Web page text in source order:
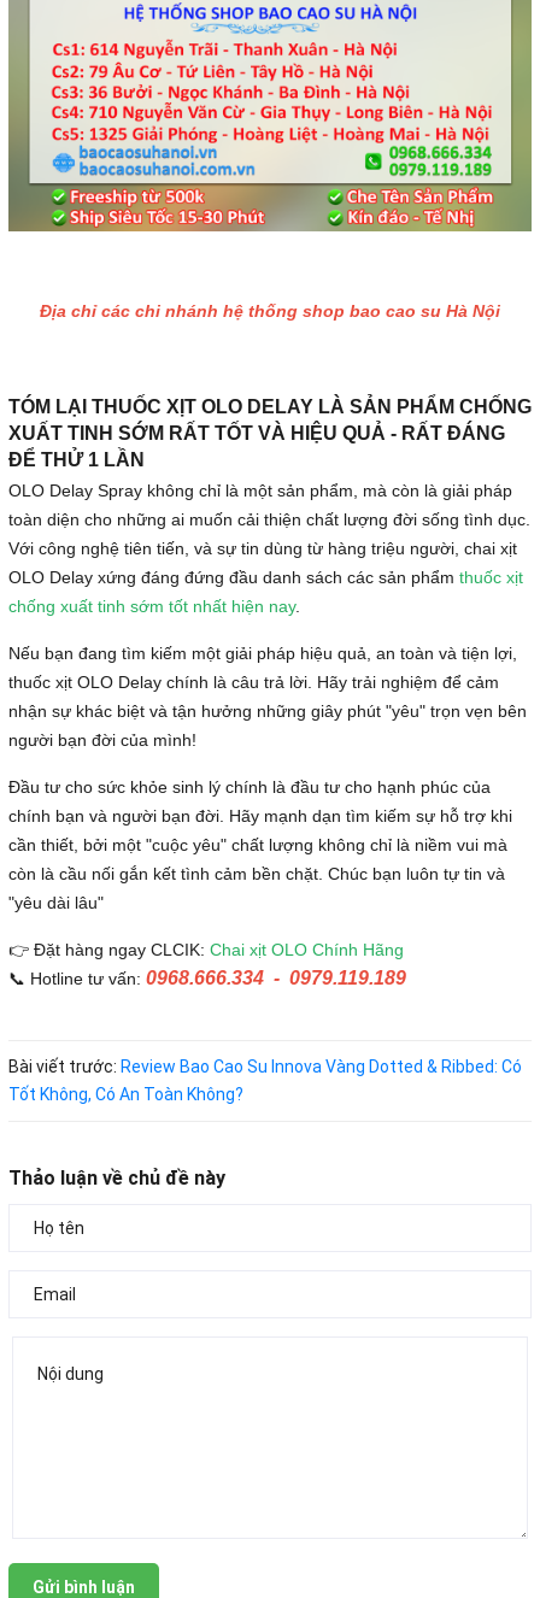
Địa chỉ các chi nhánh hệ thống shop bao cao su Hà Nội
TÓM LẠI THUỐC XỊT OLO DELAY LÀ SẢN PHẨM CHỐNG
XUẤT TINH SỚM RẤT TỐT VÀ HIỆU QUẢ - RẤT ĐÁNG
ĐỂ THỬ 1 LẦN
OLO Delay Spray không chỉ là một sản phẩm, mà còn là giải pháp
toàn diện cho những ai muốn cải thiện chất lượng đời sống tình dục.
Với công nghệ tiên tiến, và sự tin dùng từ hàng triệu người, chai xịt
OLO Delay xứng đáng đứng đầu danh sách các sản phẩm thuốc xịt
chống xuất tinh sớm tốt nhất hiện nay.
Nếu bạn đang tìm kiếm một giải pháp hiệu quả, an toàn và tiện lợi,
thuốc xịt OLO Delay chính là câu trả lời. Hãy trải nghiệm để cảm
nhận sự khác biệt và tận hưởng những giây phút "yêu" trọn vẹn bên
người bạn đời của mình!
Đầu tư cho sức khỏe sinh lý chính là đầu tư cho hạnh phúc của
chính bạn và người bạn đời. Hãy mạnh dạn tìm kiếm sự hỗ trợ khi
cần thiết, bởi một "cuộc yêu" chất lượng không chỉ là niềm vui mà
còn là cầu nối gắn kết tình cảm bền chặt. Chúc bạn luôn tự tin và
"yêu dài lâu"
👉 Đặt hàng ngay CLCIK: Chai xịt OLO Chính Hãng
📞 Hotline tư vấn: 0968.666.334 - 0979.119.189
Bài viết trước: Review Bao Cao Su Innova Vàng Dotted & Ribbed: Có
Tốt Không, Có An Toàn Không?
Thảo luận về chủ đề này
Gửi bình luận